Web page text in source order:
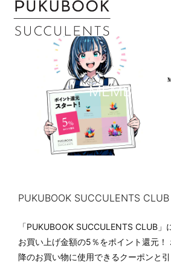
PUKUBOOK SUCCULENTS CLUB
「PUKUBOOK SUCCULENTS CLUB」
お買い上げ金額の5％をポイント還元！
降のお買い物に使用できるクーポンと